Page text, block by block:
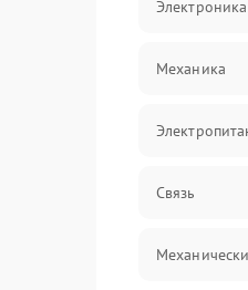
Электроника
Механика
Связь